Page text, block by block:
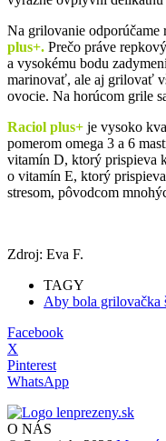
Na grilovanie odporúčame
plus+. Prečo práve
a vysokému bodu
marinovať, ale aj grilovať
ovocie. Na horúcom grile
Raciol plus+ je vysoko
pomerom omega 3 a 6
vitamín D, ktorý prispieva
o vitamín E, ktorý
stresom, pôvodcom
Zdroj: Eva F.
TAGY
Aby bola grilovačka
Facebook
X
Pinterest
WhatsApp
O NÁS